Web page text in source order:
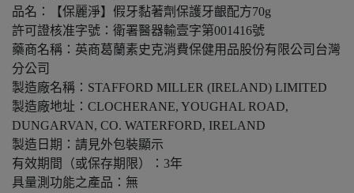
品名：【保麗淨】假牙黏著劑保護牙齦配方70g
許可證核准字號：衛署醫器輸壹字第001416號
藥商名稱：英商葛蘭素史克消費保健用品股份有限公司台灣
分公司
製造廠名稱：STAFFORD MILLER (IRELAND) LIMITED
製造廠地址：CLOCHERANE, YOUGHAL ROAD,
DUNGARVAN, CO. WATERFORD, IRELAND
製造日期：請見外包裝顯示
有效期間（或保存期限）：3年
具量測功能之產品：無